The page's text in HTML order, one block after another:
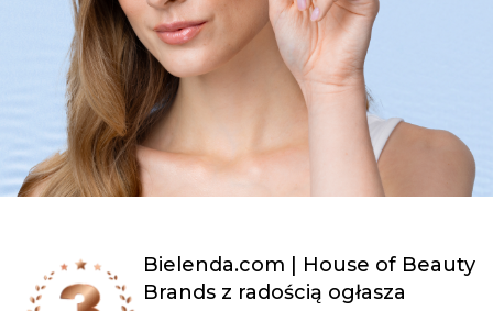
Bielenda.com | House of Beauty
Brands z radością ogłasza